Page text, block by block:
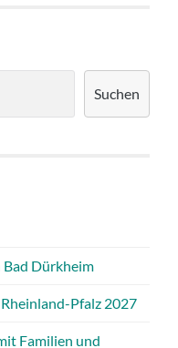
Suchen
Dürkheim
Pfalz 2027
Familien und